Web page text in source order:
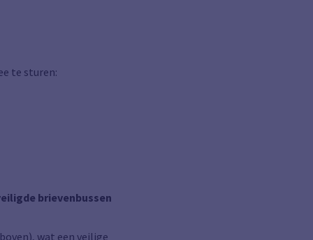
te sturen:
brievenbussen
wat een veilige